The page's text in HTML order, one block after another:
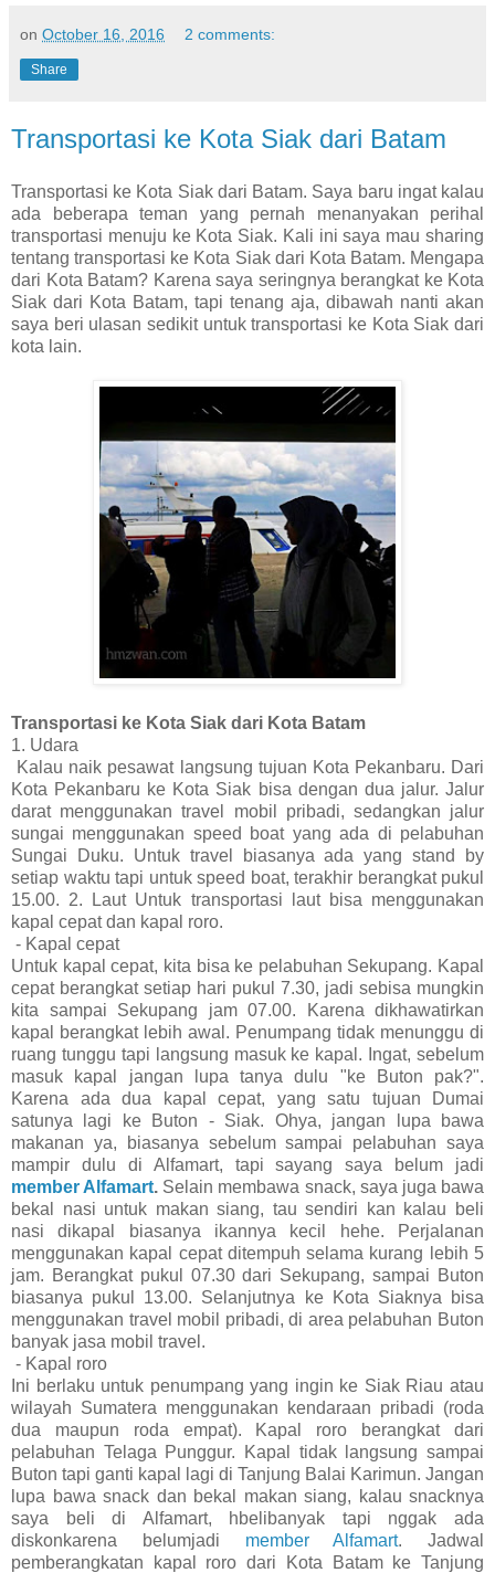
on October 16, 2016 2 comments:
Share
Transportasi ke Kota Siak dari Batam
Transportasi ke Kota Siak dari Batam. Saya baru ingat kalau
ada beberapa teman yang pernah menanyakan perihal
transportasi menuju ke Kota Siak. Kali ini saya mau sharing
tentang transportasi ke Kota Siak dari Kota Batam. Mengapa
dari Kota Batam? Karena saya seringnya berangkat ke Kota
Siak dari Kota Batam, tapi tenang aja, dibawah nanti akan
saya beri ulasan sedikit untuk transportasi ke Kota Siak dari
kota lain.
Transportasi ke Kota Siak dari Kota Batam
1. Udara
Kalau naik pesawat langsung tujuan Kota Pekanbaru. Dari
Kota Pekanbaru ke Kota Siak bisa dengan dua jalur. Jalur
darat menggunakan travel mobil pribadi, sedangkan jalur
sungai menggunakan speed boat yang ada di pelabuhan
Sungai Duku. Untuk travel biasanya ada yang stand by
setiap waktu tapi untuk speed boat, terakhir berangkat pukul
15.00. 2. Laut Untuk transportasi laut bisa menggunakan
kapal cepat dan kapal roro.
- Kapal cepat
Untuk kapal cepat, kita bisa ke pelabuhan Sekupang. Kapal
cepat berangkat setiap hari pukul 7.30, jadi sebisa mungkin
kita sampai Sekupang jam 07.00. Karena dikhawatirkan
kapal berangkat lebih awal. Penumpang tidak menunggu di
ruang tunggu tapi langsung masuk ke kapal. Ingat, sebelum
masuk kapal jangan lupa tanya dulu "ke Buton pak?".
Karena ada dua kapal cepat, yang satu tujuan Dumai
satunya lagi ke Buton - Siak. Ohya, jangan lupa bawa
makanan ya, biasanya sebelum sampai pelabuhan saya
mampir dulu di Alfamart, tapi sayang saya belum jadi
member Alfamart. Selain membawa snack, saya juga bawa
bekal nasi untuk makan siang, tau sendiri kan kalau beli
nasi dikapal biasanya ikannya kecil hehe. Perjalanan
menggunakan kapal cepat ditempuh selama kurang lebih 5
jam. Berangkat pukul 07.30 dari Sekupang, sampai Buton
biasanya pukul 13.00. Selanjutnya ke Kota Siaknya bisa
menggunakan travel mobil pribadi, di area pelabuhan Buton
banyak jasa mobil travel.
- Kapal roro
Ini berlaku untuk penumpang yang ingin ke Siak Riau atau
wilayah Sumatera menggunakan kendaraan pribadi (roda
dua maupun roda empat). Kapal roro berangkat dari
pelabuhan Telaga Punggur. Kapal tidak langsung sampai
Buton tapi ganti kapal lagi di Tanjung Balai Karimun. Jangan
lupa bawa snack dan bekal makan siang, kalau snacknya
saya beli di Alfamart, hbelibanyak tapi nggak ada
diskonkarena belumjadi member Alfamart. Jadwal
pemberangkatan kapal roro dari Kota Batam ke Tanjung